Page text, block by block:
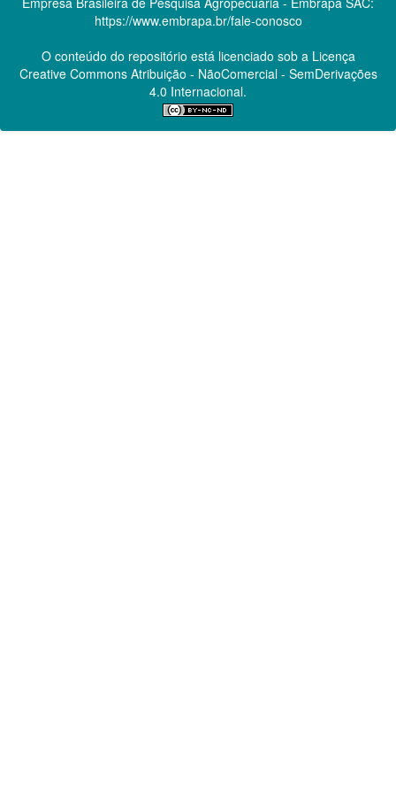
https://www.embrapa.br/fale-conosco
O conteúdo do repositório está licenciado sob a Licença
Creative CommonsAtribuição - NãoComercial - SemDerivações
4.0 Internacional.